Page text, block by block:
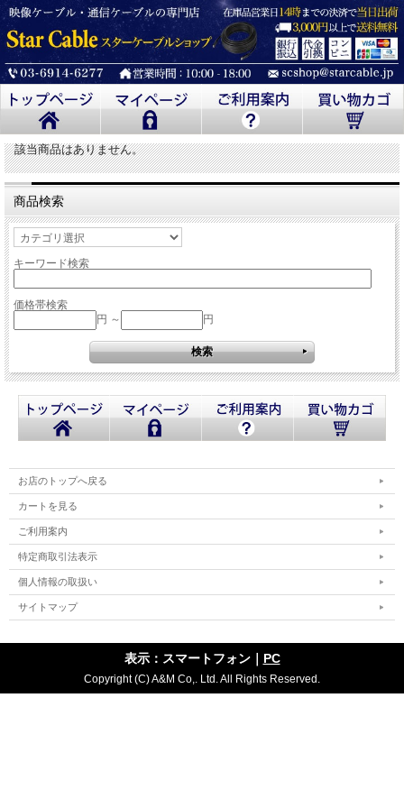
該当商品はありません。
商品検索
キーワード検索
価格帯検索
円 ～
円
お店のトップへ戻る
カートを見る
ご利用案内
特定商取引法表示
個人情報の取扱い
サイトマップ
表示：スマートフォン｜ PC
Copyright (C) A&M Co,. Ltd. All Rights Reserved.